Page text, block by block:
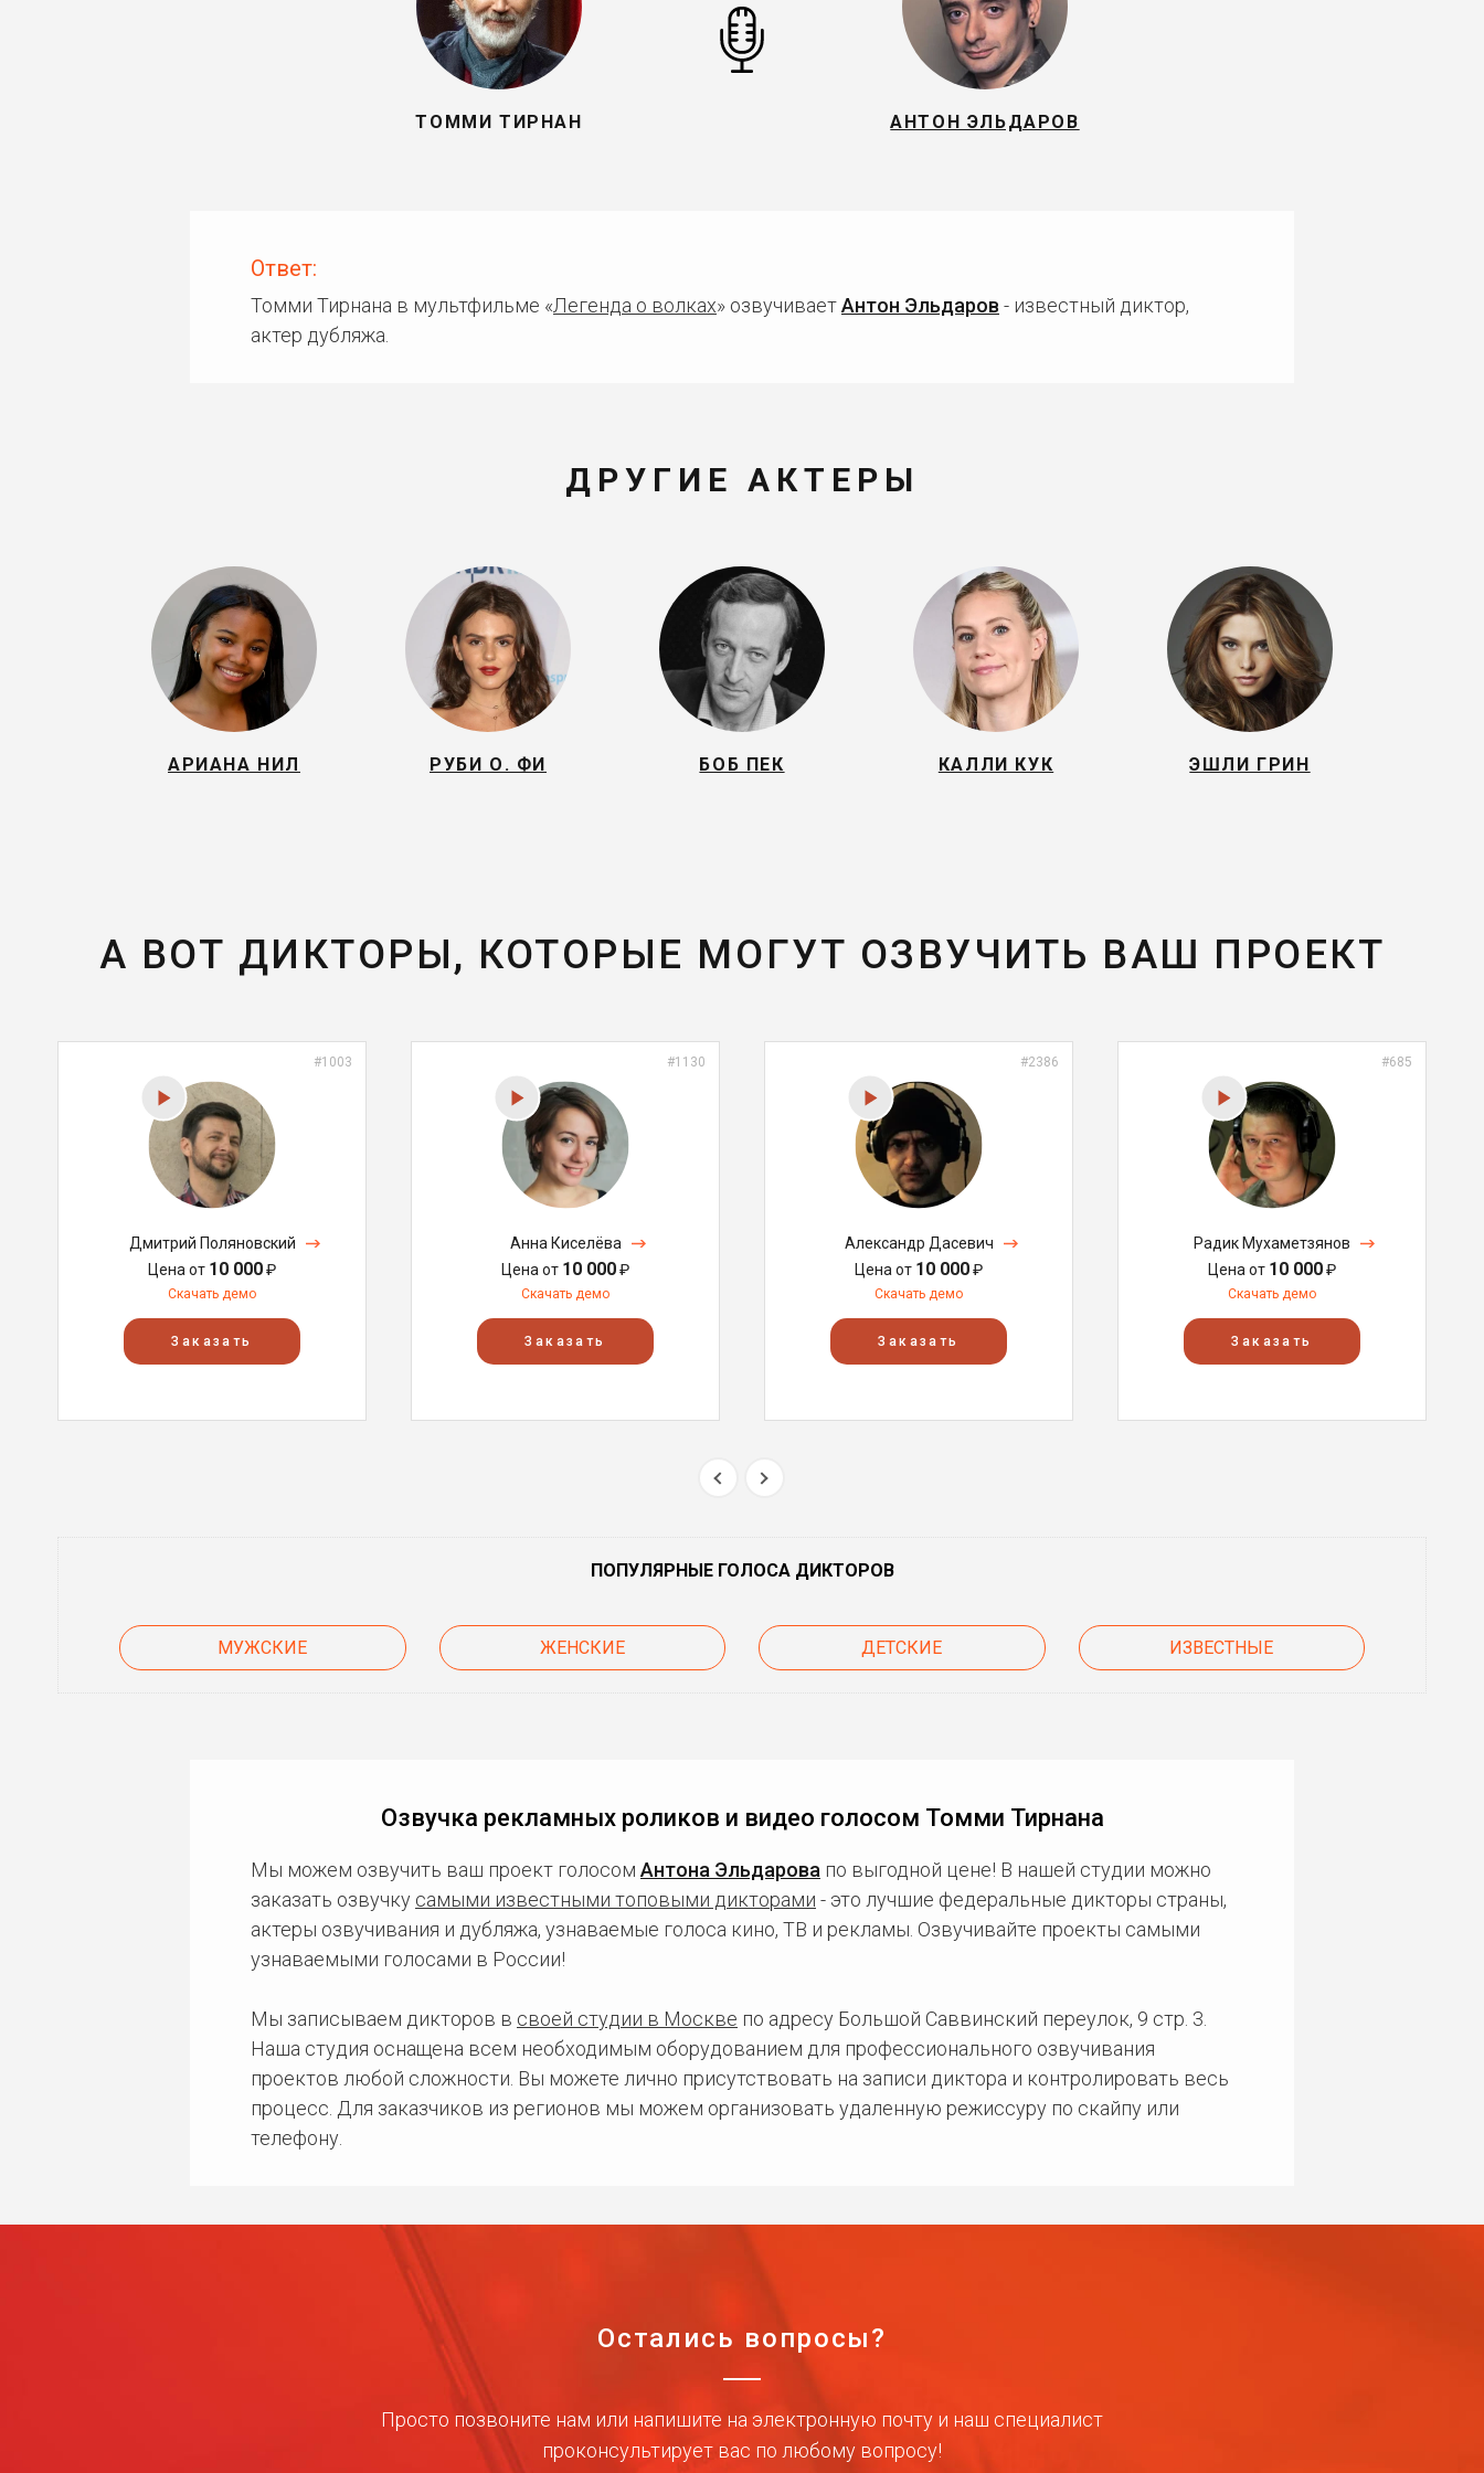
ТОММИ ТИРНАН АНТОН ЭЛЬДАРОВ
Ответ:
Томми Тирнана в мультфильме «Легенда о волках» озвучиваетАнтон Эльдаров - известный диктор,
актер дубляжа.
ДРУГИЕ АКТЕРЫ
АРИАНА НИЛ РУБИ О. ФИ БОБ ПЕК КАЛЛИ КУК ЭШЛИ ГРИН
А ВОТ ДИКТОРЫ, КОТОРЫЕ МОГУТ ОЗВУЧИТЬ ВАШ ПРОЕКТ
#1003
Дмитрий Поляновский
Цена от 10 000₽
Скачать демо
Заказать
#1130
Анна Киселёва
Цена от 10 000₽
Скачать демо
Заказать
#2386
Александр Дасевич
Цена от 10 000₽
Скачать демо
Заказать
#685
Радик Мухаметзянов
Цена от 10 000₽
Скачать демо
Заказать
ПОПУЛЯРНЫЕ ГОЛОСА ДИКТОРОВ
МУЖСКИЕ ЖЕНСКИЕ ДЕТСКИЕ ИЗВЕСТНЫЕ
Озвучка рекламных роликов и видео голосом Томми Тирнана
Мы можем озвучить ваш проект голосом Антона Эльдарова по выгодной цене! В нашей студии можно
заказать озвучку самыми известными топовыми дикторами - это лучшие федеральные дикторы страны,
актеры озвучивания и дубляжа, узнаваемые голоса кино, ТВ и рекламы. Озвучивайте проекты самыми
узнаваемыми голосами в России!
Мы записываем дикторов в своей студии в Москве по адресу Большой Саввинский переулок, 9 стр. 3.
Наша студия оснащена всем необходимым оборудованием для профессионального озвучивания
проектов любой сложности. Вы можете лично присутствовать на записи диктора и контролировать весь
процесс. Для заказчиков из регионов мы можем организовать удаленную режиссуру по скайпу или
телефону.
Остались вопросы?
Просто позвоните нам или напишите на электронную почту и наш специалист
проконсультирует вас по любому вопросу!